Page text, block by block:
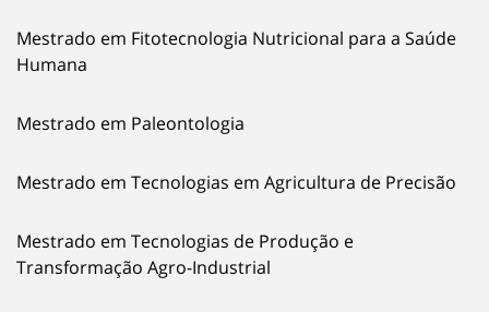
Mestrado em Fitotecnologia Nutricional para a Saúde
Humana
Mestrado em Paleontologia
Mestrado em Tecnologias em Agricultura de Precisão
Mestrado em Tecnologias de Produção e
Transformação Agro-Industrial